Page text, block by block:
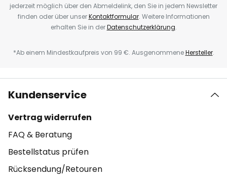
jederzeit möglich über den Abmeldelink, den Sie in jedem Newsletter
finden oder über unserKontaktformular. Weitere Informationen
erhalten Sie in derDatenschutzerklärung.
*Ab einem Mindestkaufpreis von 99 €. AusgenommeneHersteller.
Kundenservice
Vertrag widerrufen
FAQ & Beratung
Bestellstatus prüfen
Rücksendung/Retouren